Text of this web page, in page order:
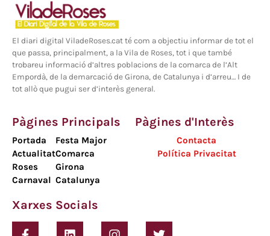
El diari digital ViladeRoses.cat té com a objectiu informar de tot el
que passa, principalment, a la Vila de Roses, tot i que també
trobareu informació d’altres poblacions de la comarca de l’Alt
Empordà, de la demarcació de Girona, de Catalunya i d’arreu… I de
tot allò que pugui ser d’interès general.
Pàgines Principals
Portada
Actualitat
Roses
Carnaval
Festa Major
Comarca
Girona
Catalunya
Pàgines d'Interès
Contacta
Política Privacitat
Xarxes Socials